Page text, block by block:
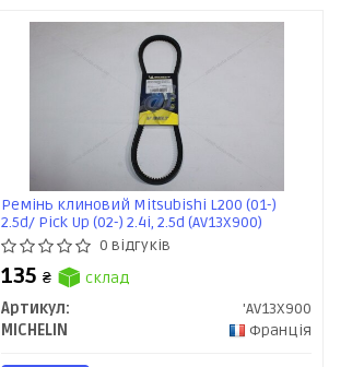
Ремінь клиновий Mitsubishi L200 (01-)
2.5d/ Pick Up (02-) 2.4i, 2.5d (AV13X900)
0 відгуків
135₴
склад
Артикул:
'AV13X900
MICHELIN
Франція